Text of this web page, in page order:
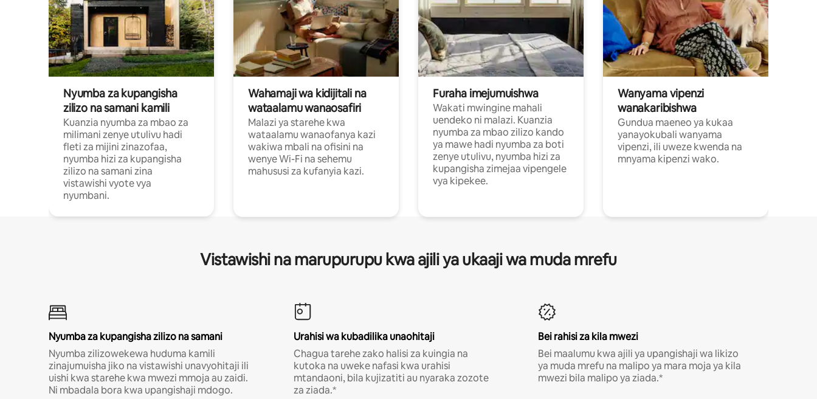
Nyumba za kupangisha
zilizo na samani kamili
Kuanzia nyumba za mbao za
milimani zenye utulivu hadi
fleti za mijini zinazofaa,
nyumba hizi za kupangisha
zilizo na samani zina
vistawishi vyote vya
nyumbani.
Wahamaji wa kidijitali na
wataalamu wanaosafiri
Malazi ya starehe kwa
wataalamu wanaofanya kazi
wakiwa mbali na ofisini na
wenye Wi-Fi na sehemu
mahususi za kufanyia kazi.
Furaha imejumuishwa
Wakati mwingine mahali
uendeko ni malazi. Kuanzia
nyumba za mbao zilizo kando
ya mawe hadi nyumba za boti
zenye utulivu, nyumba hizi za
kupangisha zimejaa vipengele
vya kipekee.
Wanyama vipenzi
wanakaribishwa
Gundua maeneo ya kukaa
yanayokubali wanyama
vipenzi, ili uweze kwenda na
mnyama kipenzi wako.
Vistawishi na marupurupu kwa ajili ya ukaaji wa muda mrefu
Nyumba za kupangisha zilizo na samani
Nyumba zilizowekewa huduma kamili
zinajumuisha jiko na vistawishi unavyohitaji ili
uishi kwa starehe kwa mwezi mmoja au zaidi.
Ni mbadala bora kwa upangishaji mdogo.
Urahisi wa kubadilika unaohitaji
Chagua tarehe zako halisi za kuingia na
kutoka na uweke nafasi kwa urahisi
mtandaoni, bila kujizatiti au nyaraka zozote
za ziada.*
Bei rahisi za kila mwezi
Bei maalumu kwa ajili ya upangishaji wa likizo
ya muda mrefu na malipo ya mara moja ya kila
mwezi bila malipo ya ziada.*